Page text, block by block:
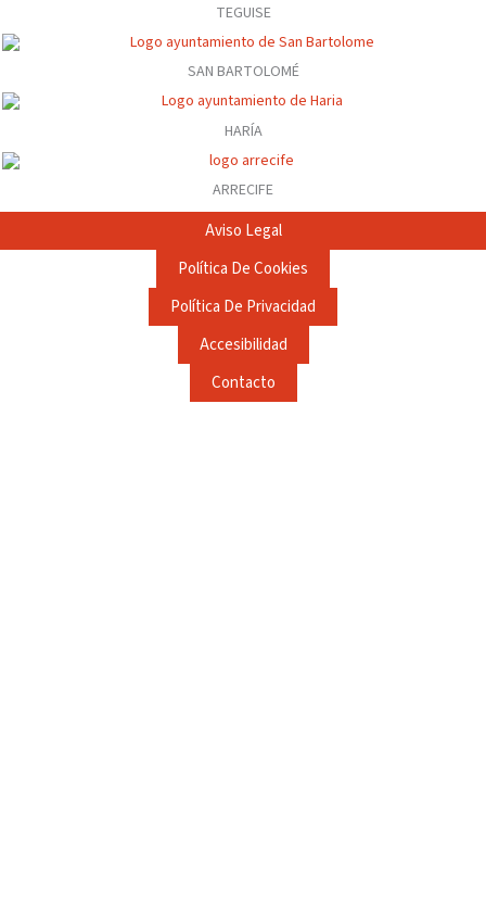
TEGUISE
SAN BARTOLOMÉ
HARÍA
ARRECIFE
Aviso Legal
Política De Cookies
Política De Privacidad
Accesibilidad
Contacto